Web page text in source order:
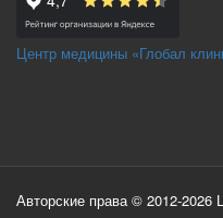
Центр медицины «Глобал
Авторские права © 2012-2026